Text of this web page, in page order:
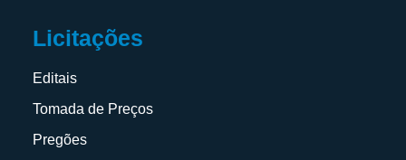
Licitações
Editais
Tomada de Preços
Pregões